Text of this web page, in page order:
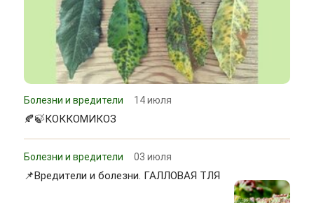
Болезни и вредители 14 июля
🍂🍃КОККОМИКОЗ
Болезни и вредители 03 июля
📌Вредители и болезни. ГАЛЛОВАЯ ТЛЯ